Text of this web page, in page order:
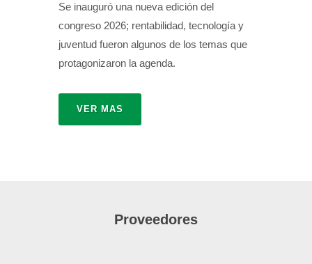
Se inauguró una nueva edición del
congreso 2026; rentabilidad, tecnología y
juventud fueron algunos de los temas que
protagonizaron la agenda.
VER MAS
Proveedores